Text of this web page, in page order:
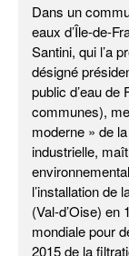
Dans un
eaux d’Île-de-
Santini, qui l’a
désigné
public d’eau de
communes),
moderne » de
industrielle,
l’installation de
(Val-d’Oise)
mondiale pour
2015 de la